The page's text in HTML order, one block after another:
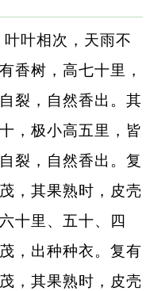
叶相次，天雨不
香树，高七十里，
裂，自然香出。其
，极小高五里，皆
裂，自然香出。复
，其果熟时，皮壳
十里、五十、四
，出种种衣。复有
，其果熟时，皮壳